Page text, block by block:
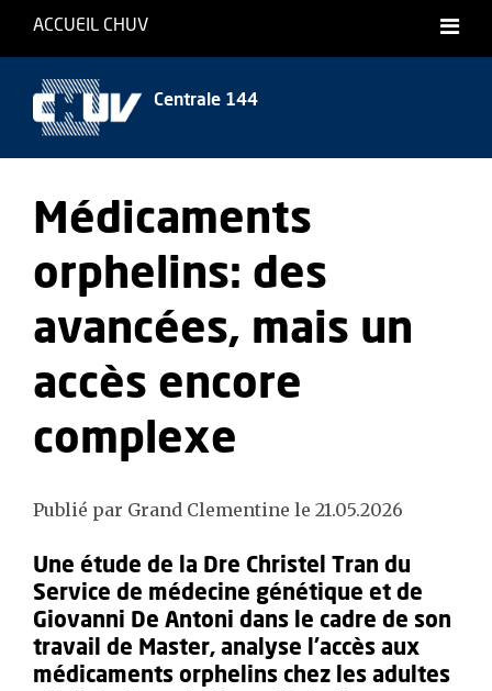
ACCUEIL CHUV
Centrale 144
Médicaments
orphelins: des
avancées, mais un
accès encore
complexe
Publié par Grand Clementine le 21.05.2026
Une étude de la Dre Christel Tran du
Service de médecine génétique et de
Giovanni De Antoni dans le cadre de son
travail de Master, analyse l’accès aux
médicaments orphelins chez les adultes